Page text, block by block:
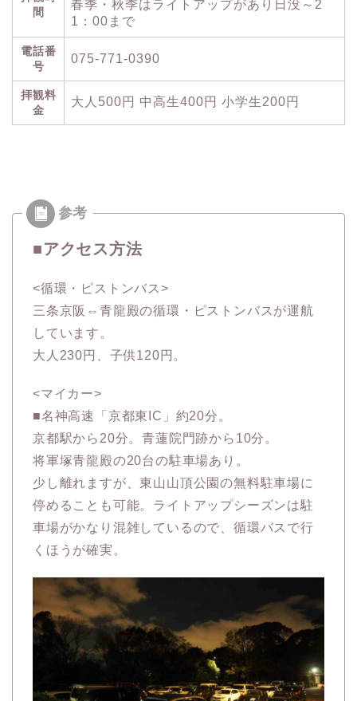
間
春季・秋季はライトアップがあり日没～2
1：00まで
電話番
号
075-771-0390
拝観料
金
大人500円 中高生400円 小学生200円
■アクセス方法
<循環・ピストンバス>
三条京阪⇔青龍殿の循環・ピストンバスが運航
しています。
大人230円、子供120円。
<マイカー>
■名神高速「京都東IC」約20分。
京都駅から20分。青蓮院門跡から10分。
将軍塚青龍殿の20台の駐車場あり。
少し離れますが、東山山頂公園の無料駐車場に
停めることも可能。ライトアップシーズンは駐
車場がかなり混雑しているので、循環バスで行
くほうが確実。